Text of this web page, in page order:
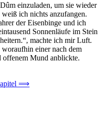
einzuladen, um sie wieder
ich nichts anzufangen.
der Eisenbinge und ich
Sonnenläufe im Stein
machte ich mir Luft.
einer nach dem
offenem Mund anblickte.
⟹